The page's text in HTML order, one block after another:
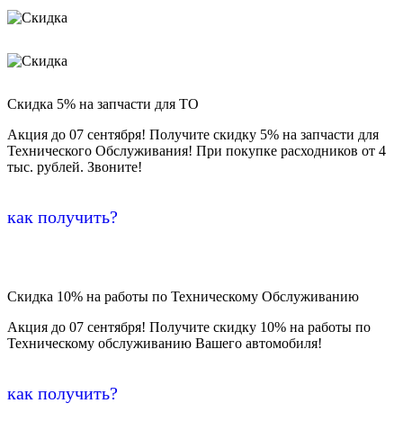
Скидка 5% на запчасти для ТО
Акция до 07 сентября! Получите скидку 5% на запчасти для
Технического Обслуживания! При покупке расходников от 4
тыс. рублей. Звоните!
как получить?
Скидка 10% на работы по Техническому Обслуживанию
Акция до 07 сентября! Получите скидку 10% на работы по
Техническому обслуживанию Вашего автомобиля!
как получить?